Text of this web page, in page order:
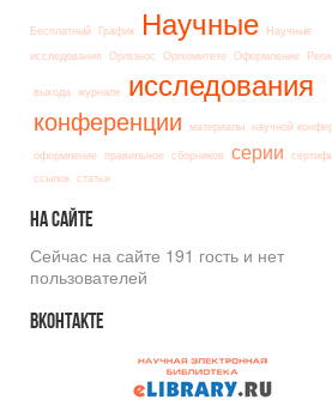
Бесплатный График Научные Научные
исследования Оргвзнос Оргкомитете Оформление
выхода журнале исследования
конференции материалы научной
оформление правильное сборников серии
ссылок статьи
Насайте
Сейчас на сайте 191 гость и нет
пользователей
Вконтакте